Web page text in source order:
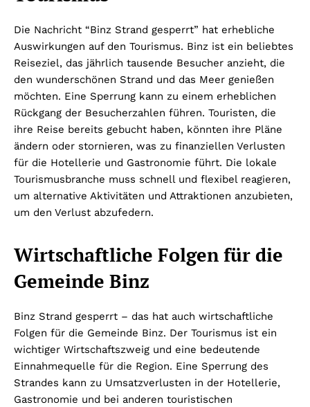
Die Nachricht “Binz Strand gesperrt” hat erhebliche
Auswirkungen auf den Tourismus. Binz ist ein beliebtes
Reiseziel, das jährlich tausende Besucher anzieht, die
den wunderschönen Strand und das Meer genießen
möchten. Eine Sperrung kann zu einem erheblichen
Rückgang der Besucherzahlen führen. Touristen, die
ihre Reise bereits gebucht haben, könnten ihre Pläne
ändern oder stornieren, was zu finanziellen Verlusten
für die Hotellerie und Gastronomie führt. Die lokale
Tourismusbranche muss schnell und flexibel reagieren,
um alternative Aktivitäten und Attraktionen anzubieten,
um den Verlust abzufedern.
Wirtschaftliche Folgen für die
Gemeinde Binz
Binz Strand gesperrt – das hat auch wirtschaftliche
Folgen für die Gemeinde Binz. Der Tourismus ist ein
wichtiger Wirtschaftszweig und eine bedeutende
Einnahmequelle für die Region. Eine Sperrung des
Strandes kann zu Umsatzverlusten in der Hotellerie,
Gastronomie und bei anderen touristischen